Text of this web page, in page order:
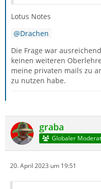
Lotus Notes
Drachen
Die Frage war
keinen weiteren
meine privaten mails zu
zu nutzen habe.
graba
Globaler
20. April 2023 um 19:51